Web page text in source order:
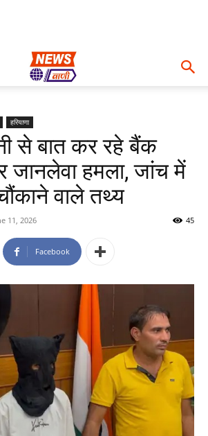
हरियाणा
से बात कर रहे बैंक
जानलेवा हमला, जांच में
वाले तथ्य
11, 2026 45
Facebook